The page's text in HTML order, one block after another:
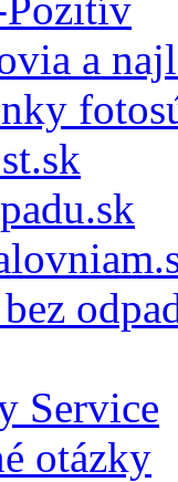
a
Service
otázky